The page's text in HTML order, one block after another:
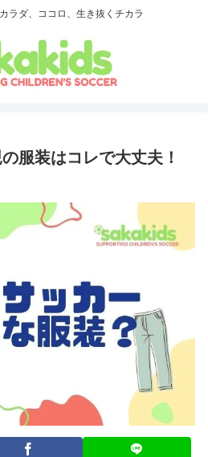
ラダ、ココロ、生き抜くチカラ
服装はコレで大丈夫！